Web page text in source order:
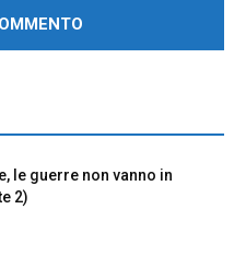
le guerre non vanno in
2)